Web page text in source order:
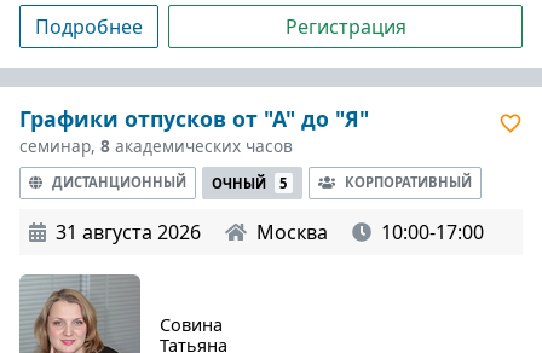
Подробнее Регистрация
Графики отпусков от "А" до "Я"
семинар, 8 академических часов
ДИСТАНЦИОННЫЙ ОЧНЫЙ 5 КОРПОРАТИВНЫЙ
31 августа 2026 Москва 10:00-17:00
Совина
Татьяна